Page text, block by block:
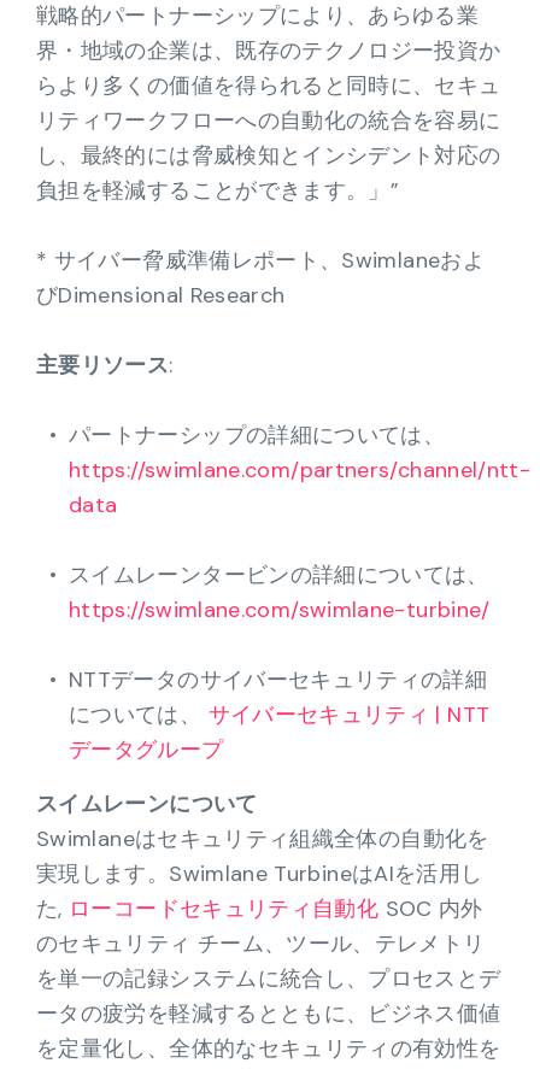
戦略的パートナーシップにより、あらゆる業
界・地域の企業は、既存のテクノロジー投資か
らより多くの価値を得られると同時に、セキュ
リティワークフローへの自動化の統合を容易に
し、最終的には脅威検知とインシデント対応の
負担を軽減することができます。」”
* サイバー脅威準備レポート、Swimlaneおよ
びDimensional Research
主要リソース:
パートナーシップの詳細については、
https://swimlane.com/partners/channel/ntt-
data
スイムレーンタービンの詳細については、
https://swimlane.com/swimlane-turbine/
NTTデータのサイバーセキュリティの詳細
については、 サイバーセキュリティ | NTT
データグループ
スイムレーンについて
Swimlaneはセキュリティ組織全体の自動化を
実現します。Swimlane TurbineはAIを活用し
た, ローコードセキュリティ自動化 SOC 内外
のセキュリティ チーム、ツール、テレメトリ
を単一の記録システムに統合し、プロセスとデ
ータの疲労を軽減するとともに、ビジネス価値
を定量化し、全体的なセキュリティの有効性を